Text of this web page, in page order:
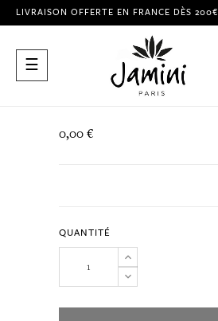
LIVRAISON OFFERTE EN FRANCE DÈS 200€
Basculer
la
☰
0,00 €
QUANTITÉ